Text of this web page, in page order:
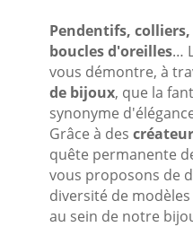
Pendentifs,
boucles d'oreilles…
vous démontre, à
de bijoux, que la
synonyme
Grâce à des
quête permanente
vous proposons de
diversité de
au sein de notre